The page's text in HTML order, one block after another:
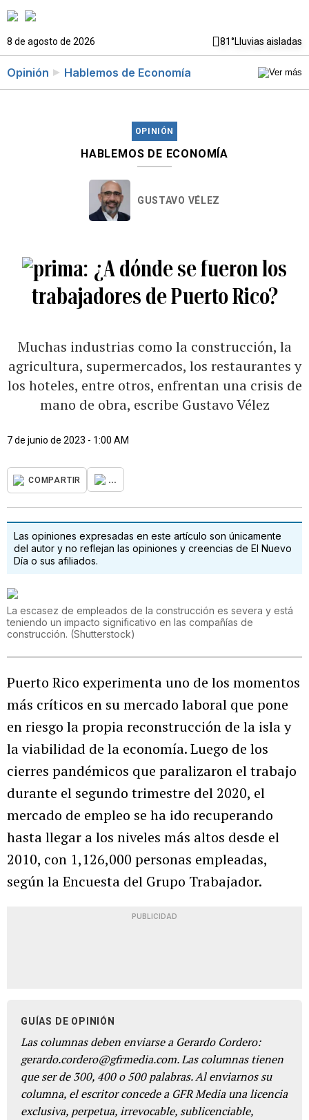
8 de agosto de 2026 81°Lluvias aisladas
Opinión Hablemos de Economía
OPINIÓN
HABLEMOS DE ECONOMÍA
GUSTAVO VÉLEZ
¿A dónde se fueron los
trabajadores de Puerto Rico?
Muchas industrias como la construcción, la
agricultura, supermercados, los restaurantes y
los hoteles, entre otros, enfrentan una crisis de
mano de obra, escribe Gustavo Vélez
7 de junio de 2023 - 1:00 AM
COMPARTIR ...
Las opiniones expresadas en este artículo son únicamente
del autor y no reflejan las opiniones y creencias de El Nuevo
Día o sus afiliados.
La escasez de empleados de la construcción es severa y está
teniendo un impacto significativo en las compañías de
construcción. (Shutterstock)
Puerto Rico experimenta uno de los momentos
más críticos en su mercado laboral que pone
en riesgo la propia reconstrucción de la isla y
la viabilidad de la economía. Luego de los
cierres pandémicos que paralizaron el trabajo
durante el segundo trimestre del 2020, el
mercado de empleo se ha ido recuperando
hasta llegar a los niveles más altos desde el
2010, con 1,126,000 personas empleadas,
según la Encuesta del Grupo Trabajador.
PUBLICIDAD
GUÍAS DE OPINIÓN
Las columnas deben enviarse a Gerardo Cordero:
gerardo.cordero@gfrmedia.com. Las columnas tienen
que ser de 300, 400 o 500 palabras. Al enviarnos su
columna, el escritor concede a GFR Media una licencia
exclusiva, perpetua, irrevocable, sublicenciable,